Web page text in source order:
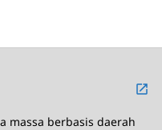
massa berbasis daerah